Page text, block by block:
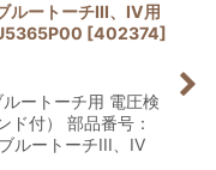
ルートーチIII、IV用
[402374]
ートーチ用 電圧検
ド付） 部品番号：
ルートーチIII、IV